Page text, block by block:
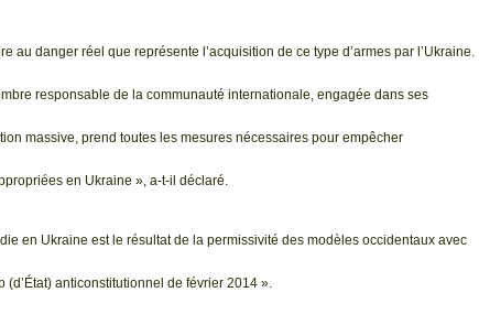
au danger réel que représente l’acquisition de ce type d’armes par l’Ukraine.
responsable de la communauté internationale, engagée dans ses
massive, prend toutes les mesures nécessaires pour empêcher
en Ukraine », a-t-il déclaré.
en Ukraine est le résultat de la permissivité des modèles occidentaux avec
anticonstitutionnel de février 2014 ».